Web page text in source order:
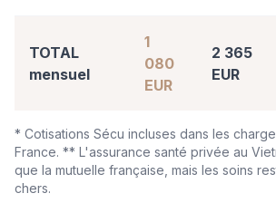
TOTAL
mensuel
1
080
EUR
2 365
EUR
* Cotisations Sécu incluses dans les
France. ** L'assurance santé privée au
que la mutuelle française, mais les soins
chers.